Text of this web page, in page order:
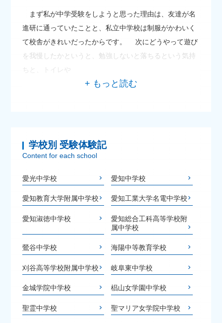
まず私が中学受験をしようと思った理由は、友達が名
進研に通っていたことと、私立中学校は制服がかわいく
て校舎がきれいだったからです。 次にどうやって遊び
を我慢したかというと、勉強しないと落ちるという気持
ちと、トイレや
学校別 受験体験記
Content for each school
愛光中学校 愛知中学校
愛知教育大学附属中学校 愛知工業大学名電中学校
愛知淑徳中学校
愛知総合工科高等学校附
属中学校
鶯谷中学校 海陽中等教育学校
刈谷高等学校附属中学校 岐阜東中学校
金城学院中学校 椙山女学園中学校
聖霊中学校 聖マリア女学院中学校